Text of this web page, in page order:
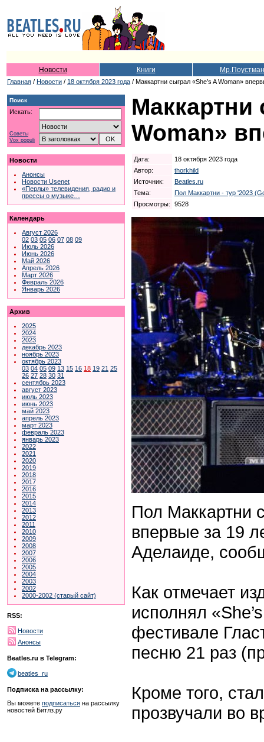
Новости Книги Мр.Поустман
Главная / Новости / 18 октября 2023 года / Маккартни сыграл «She’s A Woman»
Поиск
Искать:
Советы
Vox populi
Новости
Анонсы
Новости Usenet
«Перлы» телевидения, радио и
прессы о музыке…
Календарь
Август 2026
02 03 05 06 07 08 09
Июль 2026
Июнь 2026
Май 2026
Апрель 2026
Март 2026
Февраль 2026
Январь 2026
Архив
2025
2024
2023
декабрь 2023
ноябрь 2023
октябрь 2023
03 04 05 09 13 15 16 18 19 21 25
26 27 28 30 31
сентябрь 2023
август 2023
июль 2023
июнь 2023
май 2023
апрель 2023
март 2023
февраль 2023
январь 2023
2022
2021
2020
2019
2018
2017
2016
2015
2014
2013
2012
2011
2010
2009
2008
2007
2006
2005
2004
2003
2002
2000-2002 (старый сайт)
RSS:
Новости
Анонсы
Beatles.ru в Telegram:
beatles_ru
Подписка на рассылку:
Вы можете подписаться на рассылку
новостей Битлз.ру
Маккартни
Woman»
Дата:
18 октября 2023 года
Автор:
thorkhild
Источник:
Beatles.ru
Тема:
Пол Маккартни - тур '2023
Просмотры:
9528
Пол Маккартни
впервые за 19
Аделаиде,
Как отмечает
исполнял
фестивале
песню 21 раз
Кроме того,
прозвучали во